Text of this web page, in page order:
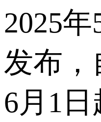
2025年
发布，
6月1日